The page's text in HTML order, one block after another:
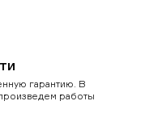
гарантию. В
работы